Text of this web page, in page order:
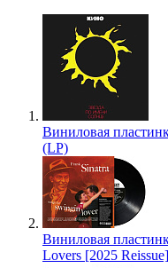
Виниловая
(LP)
Виниловая
Lovers [2025